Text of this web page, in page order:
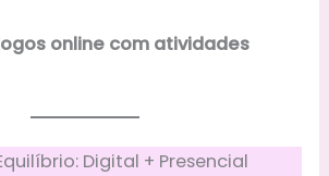
online com atividades
Digital + Presencial